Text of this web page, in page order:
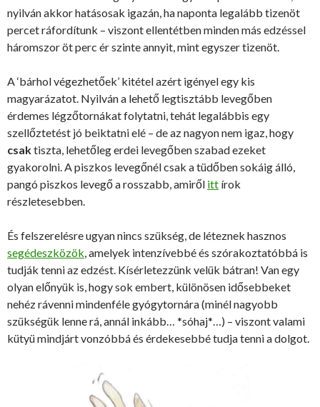
nyilván akkor hatásosak igazán, ha naponta legalább tizenöt
percet ráfordítunk – viszont ellentétben minden más edzéssel
háromszor öt perc ér szinte annyit, mint egyszer tizenöt.
A ‘bárhol végezhetőek’ kitétel azért igényel egy kis
magyarázatot. Nyilván a lehető legtisztább levegőben
érdemes légzőtornákat folytatni, tehát legalábbis egy
szellőztetést jó beiktatni elé – de az nagyon nem igaz, hogy
csaktiszta, lehetőleg erdei levegőben szabad ezeket
gyakorolni. A piszkos levegőnél csak a tüdőben sokáig álló,
pangó piszkos levegő a rosszabb, amiről itt írok
részletesebben.
És felszerelésre ugyan nincs szükség, de léteznek hasznos
segédeszközök , amelyek intenzívebbé és szórakoztatóbbá is
tudják tenni az edzést. Kísérletezzünk velük bátran! Van egy
olyan előnyük is, hogy sok embert, különösen idősebbeket
nehéz rávenni mindenféle gyógytornára (minél nagyobb
szükségük lenne rá, annál inkább… *sóhaj*…) – viszont valami
kütyü mindjárt vonzóbbá és érdekesebbé tudja tenni a dolgot.